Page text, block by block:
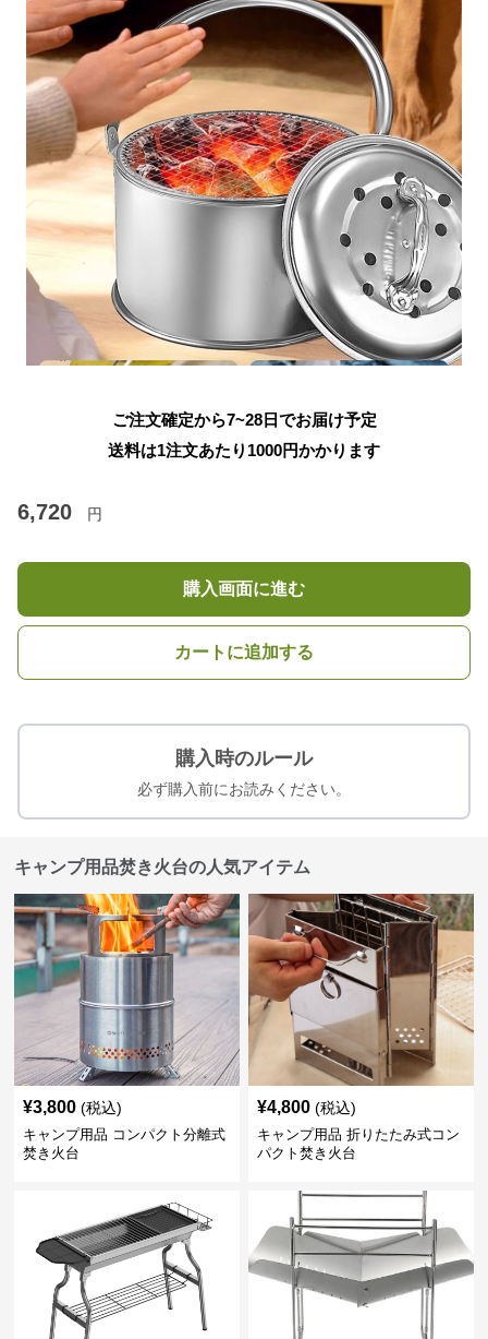
ご注文確定から7~28日でお届け予定
送料は1注文あたり 1000円かかります
6,720 円
購入画面に進む
カートに追加する
購入時のルール
必ず購入前にお読みください。
キャンプ用品焚き火台の人気アイテム
¥3,800 (税込)
キャンプ用品 コンパクト分離式
焚き火台
¥4,800 (税込)
キャンプ用品 折りたたみ式コン
パクト焚き火台